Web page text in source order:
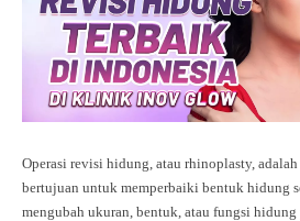
Operasi revisi hidung, atau rhinoplasty,
bertujuan untuk memperbaiki bentuk hidung
mengubah ukuran, bentuk, atau fungsi